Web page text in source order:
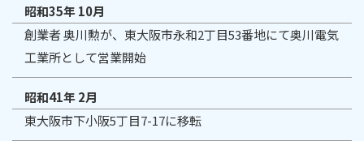
昭和35年 10月
創業者 奥川勲が、東大阪市永和2丁目53番地にて奥川電気
工業所として営業開始
昭和41年 2月
東大阪市下小阪5丁目7-17に移転